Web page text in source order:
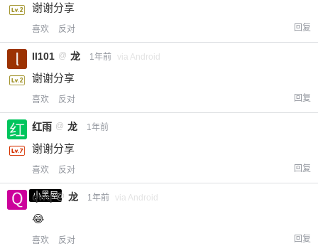
谢谢分享
喜欢 反对 回复
ll101 @ 龙 1年前 via Android
谢谢分享
喜欢 反对 回复
红雨 @ 龙 1年前
谢谢分享
喜欢 反对 回复
小黑屋
qwq @ 龙 1年前 via Android
😂
喜欢 反对 回复